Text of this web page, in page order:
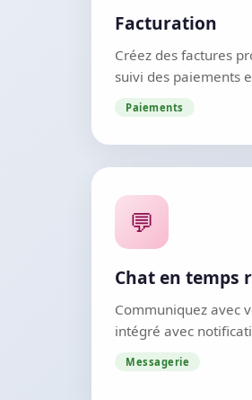
Facturation
Créez des factures
suivi des paiements
Paiements
💬
Chat en temps
Communiquez avec
intégré avec
Messagerie